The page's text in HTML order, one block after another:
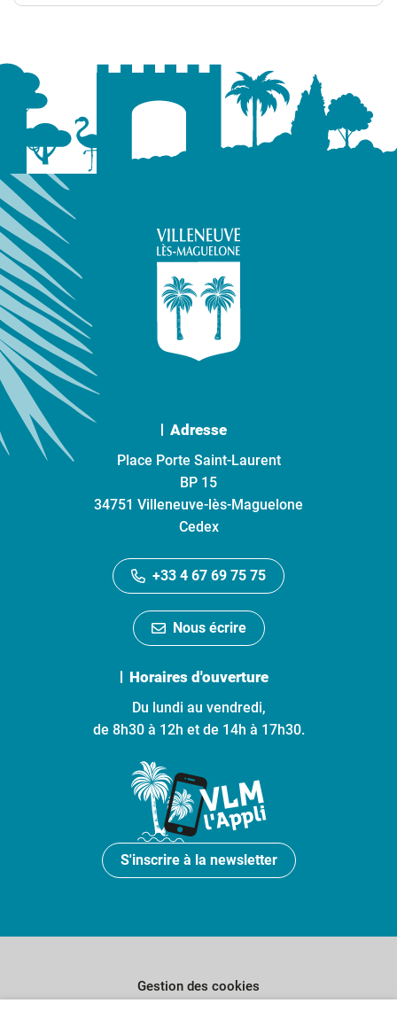
Adresse
Place Porte Saint-Laurent
BP 15
34751 Villeneuve-lès-Maguelone
Cedex
+33 4 67 69 75 75
Nous écrire
Horaires d'ouverture
Du lundi au vendredi,
de 8h30 à 12h et de 14h à 17h30.
S'inscrire à la newsletter
Gestion des cookies